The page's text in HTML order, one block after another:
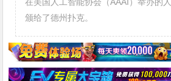
颁给了德州扑克。